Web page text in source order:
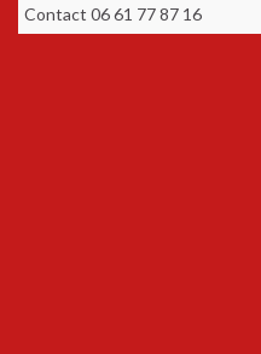
Contact 06 61 77 87 16